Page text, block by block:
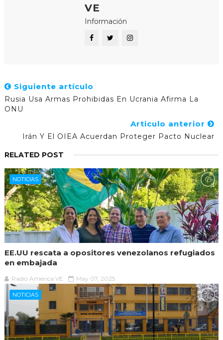
VE
Información
Siguiente artículo
Rusia Usa Armas Prohibidas En Ucrania Afirma La
ONU
Articulo anterior
Irán Y El OIEA Acuerdan Proteger Pacto Nuclear
RELATED POST
NOTICIAS
EE.UU rescata a opositores venezolanos refugiados
en embajada
Radio America VE May 07, 2025
NOTICIAS